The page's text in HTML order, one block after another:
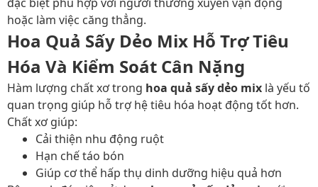
hoặc làm việc căng thẳng.
Hoa Quả Sấy Dẻo Mix Hỗ Trợ Tiêu
Hóa Và Kiểm Soát Cân Nặng
Hàm lượng chất xơ trong hoa quả sấy dẻo mix là yếu tố
quan trọng giúp hỗ trợ hệ tiêu hóa hoạt động tốt hơn.
Chất xơ giúp:
Cải thiện nhu động ruột
Hạn chế táo bón
Giúp cơ thể hấp thụ dinh dưỡng hiệu quả hơn